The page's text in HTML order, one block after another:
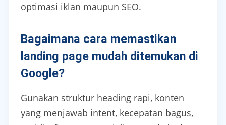
optimasi iklan maupun SEO.
Bagaimana cara memastikan
landing page mudah ditemukan di
Google?
Gunakan struktur heading rapi, konten
yang menjawab intent, kecepatan bagus,